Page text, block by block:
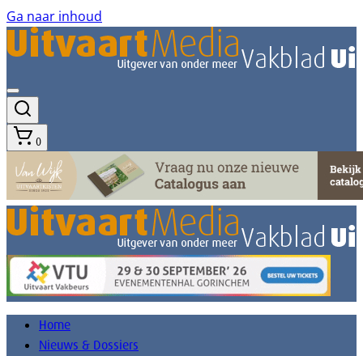
Ga naar inhoud
0
Home
Nieuws & Dossiers